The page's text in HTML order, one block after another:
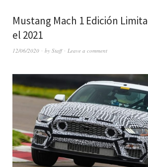
Mustang Mach 1 Edición
el 2021
12/06/2020 by Staff Leave a comment